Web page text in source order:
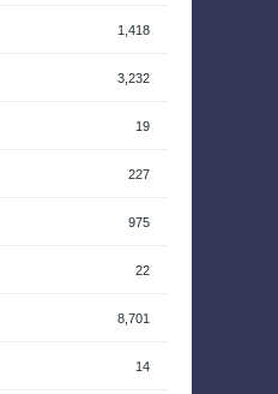
1,418
3,232
19
227
975
22
8,701
14